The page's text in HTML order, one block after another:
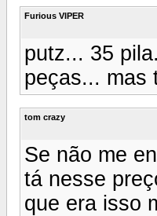
Furious VIPER
putz... 35
peças... mas
tom crazy
Se não me
tá nesse
que era isso